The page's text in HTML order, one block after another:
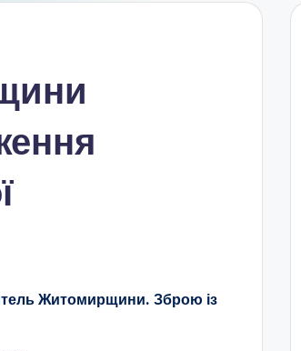
Житомирщини. Зброю із